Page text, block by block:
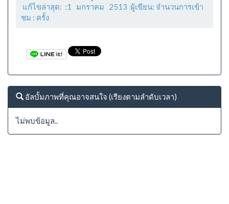
แก้ไขล่าสุด: :1 มกราคม 2513 ผู้เขียน: จำนวนการเข้า
ชม : ครั้ง
อัลบั้มภาพที่คุณอาจสนใจ (เรียงตามลำดับเวลา)
ไม่พบข้อมูล..